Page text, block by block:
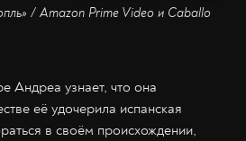
/ Amazon Prime Video и Caballo
Андреа узнает, что она
её удочерила испанская
в своём происхождении,